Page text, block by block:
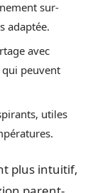
sur-
adaptée.
avec
qui peuvent
utiles
plus intuitif,